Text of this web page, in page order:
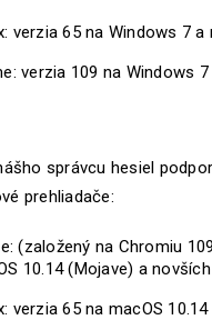
verzia 65 na Windows 7 a
verzia 109 na Windows
správcu hesiel
prehliadače:
(založený na Chromiu
10.14 (Mojave) a novších
verzia 65 na macOS